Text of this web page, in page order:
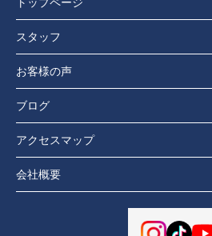
スタッフ
お客様の声
ブログ
アクセスマップ
会社概要